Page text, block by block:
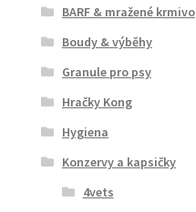
BARF & mražené krmivo
Boudy & výběhy
Granule pro psy
Hračky Kong
Hygiena
Konzervy a kapsičky
4vets